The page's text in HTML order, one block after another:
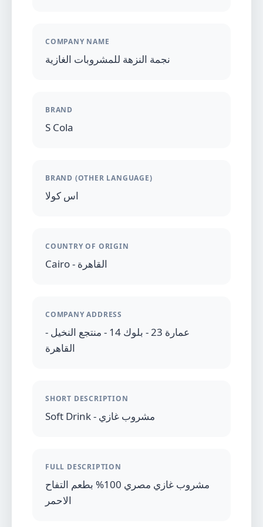
COMPANY NAME
نجمة النزهة للمشروبات الغازية
BRAND
S Cola
BRAND (OTHER LANGUAGE)
اس كولا
COUNTRY OF ORIGIN
Cairo - القاهرة
COMPANY ADDRESS
عمارة 23 - بلوك 14 - منتجع النخيل -
القاهرة
SHORT DESCRIPTION
Soft Drink - مشروب غازي
FULL DESCRIPTION
مشروب غازي مصري 100% بطعم التفاح
الاحمر